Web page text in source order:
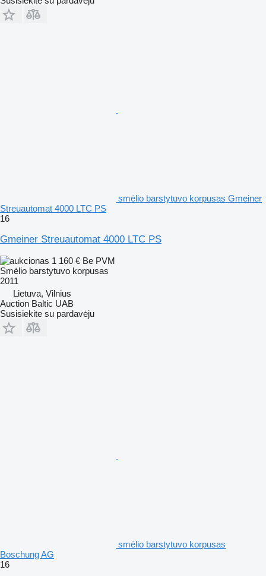
smėlio barstytuvo korpusas Gmeiner
Streuautomat 4000 LTC PS
16
Gmeiner Streuautomat 4000 LTC PS
1 160 € Be PVM
Smėlio barstytuvo korpusas
2011
Lietuva, Vilnius
Auction Baltic UAB
Susisiekite su pardavėju
smėlio barstytuvo korpusas
Boschung AG
16